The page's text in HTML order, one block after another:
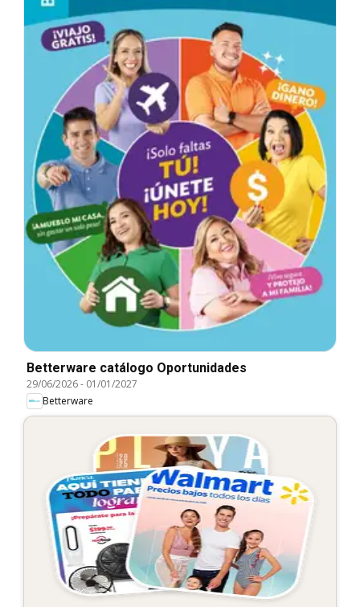
Betterware catálogo Oportunidades
29/06/2026- 01/01/2027
Betterware